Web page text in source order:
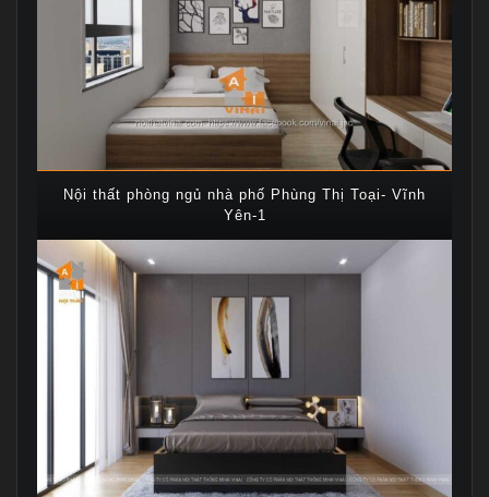
Nội thất phòng ngủ nhà phố Phùng Thị Toại- Vĩnh
Yên-1